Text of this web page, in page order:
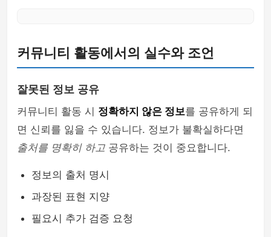
커뮤니티 활동에서의 실수와 조언
잘못된 정보 공유
커뮤니티 활동 시 정확하지 않은 정보를 공유하게 되
면 신뢰를 잃을 수 있습니다. 정보가 불확실하다면
출처를 명확히 하고 공유하는 것이 중요합니다.
정보의 출처 명시
과장된 표현 지양
필요시 추가 검증 요청